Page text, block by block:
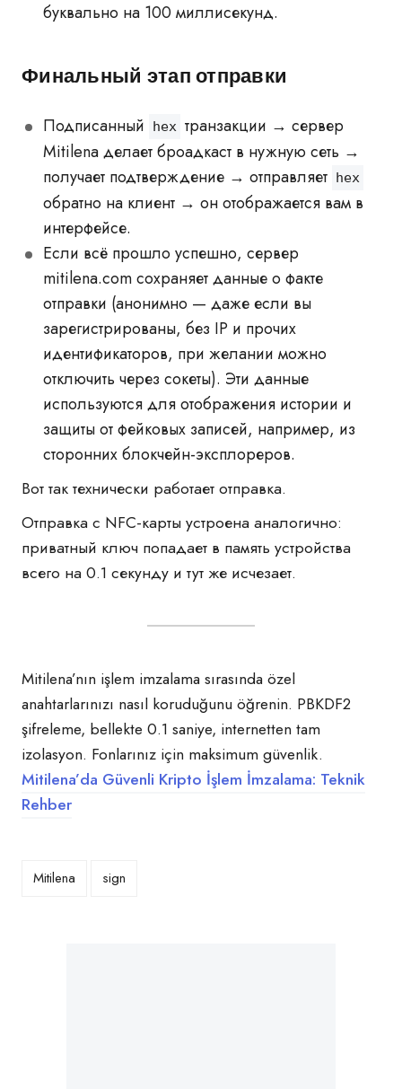
буквально на 100 миллисекунд.
Финальный этап отправки
Подписанный hex транзакции → сервер
Mitilena делает броадкаст в нужную сеть →
получает подтверждение → отправляет hex
обратно на клиент → он отображается вам в
интерфейсе.
Если всё прошло успешно, сервер
mitilena.com сохраняет данные о факте
отправки (анонимно — даже если вы
зарегистрированы, без IP и прочих
идентификаторов, при желании можно
отключить через сокеты). Эти данные
используются для отображения истории и
защиты от фейковых записей, например, из
сторонних блокчейн-эксплореров.
Вот так технически работает отправка.
Отправка с NFC-карты устроена аналогично:
приватный ключ попадает в память устройства
всего на 0.1 секунду и тут же исчезает.
Mitilena’nın işlem imzalama sırasında özel
anahtarlarınızı nasıl koruduğunu öğrenin. PBKDF2
şifreleme, bellekte 0.1 saniye, internetten tam
izolasyon. Fonlarınız için maksimum güvenlik.
Mitilena’da Güvenli Kripto İşlem İmzalama: Teknik
Rehber
Mitilena sign